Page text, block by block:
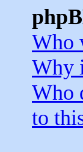
Who
Why
Who
to